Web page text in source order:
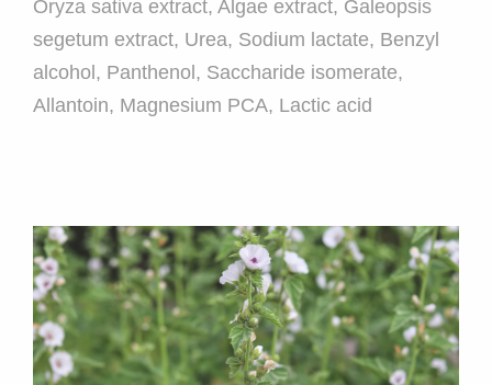
Oryza sativa extract, Algae extract, Galeopsis
segetum extract, Urea, Sodium lactate, Benzyl
alcohol, Panthenol, Saccharide isomerate,
Allantoin, Magnesium PCA, Lactic acid